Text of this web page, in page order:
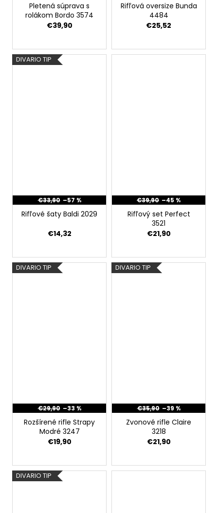
Pletená súprava s
rolákom Bordo 3574
€39,90
Rifľová oversize Bunda
4484
€25,52
DIVARIO TIP
€33,90 –57 %
Rifľové šaty Baldi 2029
€14,32
€39,90 –45 %
Rifľový set Perfect
3521
€21,90
DIVARIO TIP
€29,90 –33 %
Rozšírené rifle Strapy
Modré 3247
€19,90
DIVARIO TIP
€35,90 –39 %
Zvonové rifle Claire
3218
€21,90
DIVARIO TIP